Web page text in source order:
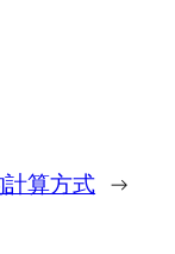
算方式 →